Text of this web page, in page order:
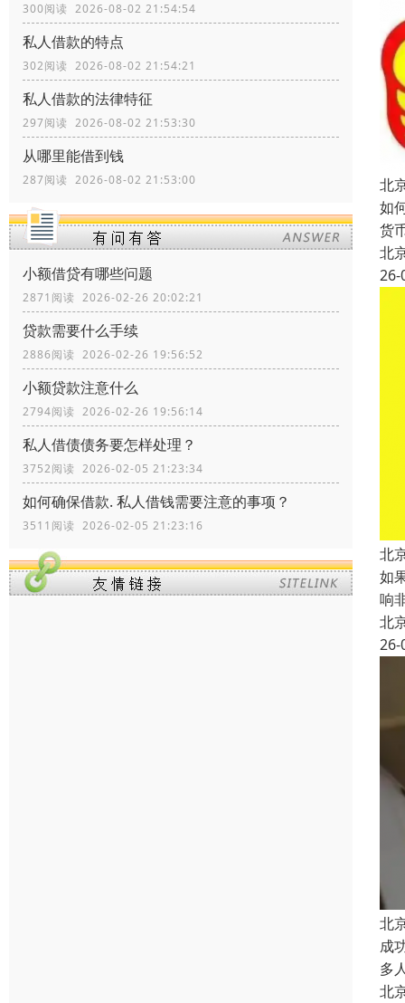
300阅读 2026-08-02 21:54:54
私人借款的特点
302阅读 2026-08-02 21:54:21
私人借款的法律特征
297阅读 2026-08-02 21:53:30
从哪里能借到钱
287阅读 2026-08-02 21:53:00
小额借贷有哪些问题
2871阅读 2026-02-26 20:02:21
贷款需要什么手续
2886阅读 2026-02-26 19:56:52
小额贷款注意什么
2794阅读 2026-02-26 19:56:14
私人借债债务要怎样处理？
3752阅读 2026-02-05 21:23:34
如何确保借款. 私人借钱需要注意的事项？
3511阅读 2026-02-05 21:23:16
北
如
货
北
26-
北
如
响
北
26-
北
成
多
北